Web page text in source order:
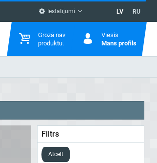
Iestatījumi LV RU
Grozā nav
produktu.
Viesis
Mans profils
Filtrs
Atcelt